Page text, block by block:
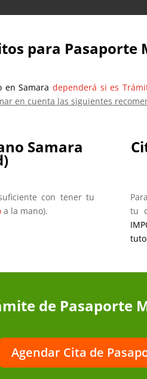
para Pasaporte
en Samara dependerá si es
en cuenta las siguientes
Samara
con tener tu
a la mano).
tu
de Pasaporte
Agendar Cita de